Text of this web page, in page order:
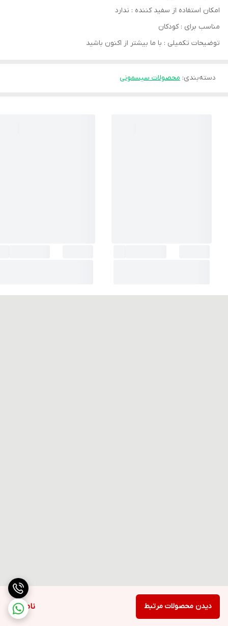
ناموجود دیدن محصولات مرتبط
امکان استفاده از سفید کننده : ندارد
مناسب برای : کودکان
توضیحات تکمیلی : با ما بیشتر از اکنون باشید
دسته‌بندی: محصولات سیسمونی